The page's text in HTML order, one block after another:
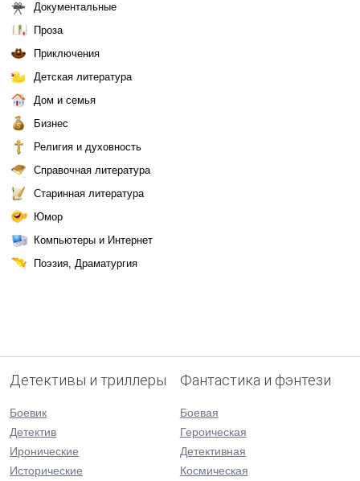
Документальные
Проза
Приключения
Детская литература
Дом и семья
Бизнес
Религия и духовность
Справочная литература
Старинная литература
Юмор
Компьютеры и Интернет
Поэзия, Драматургия
Детективы и триллеры
Боевик
Детектив
Иронические
Исторические
Фантастика и фэнтези
Боевая
Героическая
Детективная
Космическая